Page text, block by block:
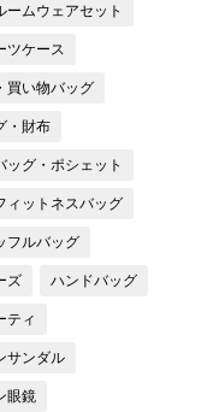
ームウェアセット
ツケース
買い物バッグ
・財布
ッグ・ポシェット
ィットネスバッグ
フルバッグ
ズ ハンドバッグ
ティ
サンダル
眼鏡